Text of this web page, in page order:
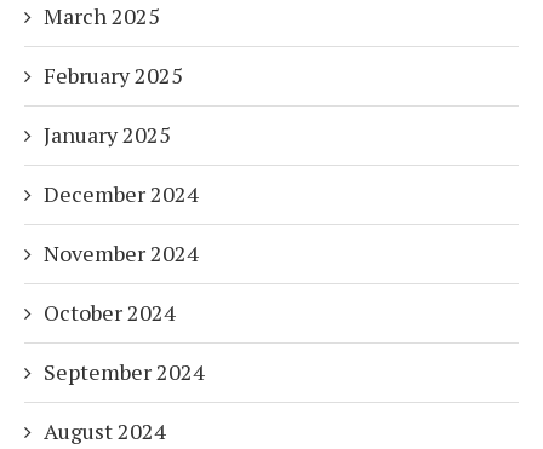
March 2025
February 2025
January 2025
December 2024
November 2024
October 2024
September 2024
August 2024